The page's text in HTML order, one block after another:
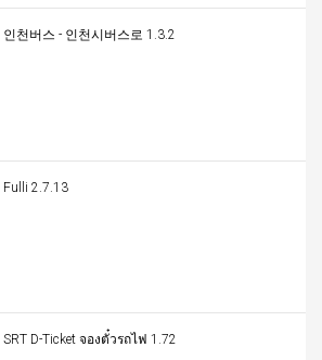
인천버스 - 인천시버스로 1.3.2
Fulli 2.7.13
SRT D-Ticket จองตั๋วรถไฟ 1.72